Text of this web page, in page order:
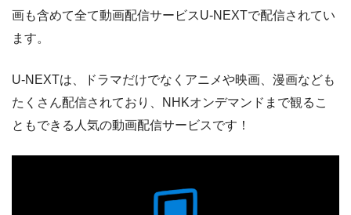
画も含めて全て動画配信サービスU-NEXTで配信されてい
ます。
U-NEXTは、ドラマだけでなくアニメや映画、漫画なども
たくさん配信されており、NHKオンデマンドまで観るこ
ともできる人気の動画配信サービスです！